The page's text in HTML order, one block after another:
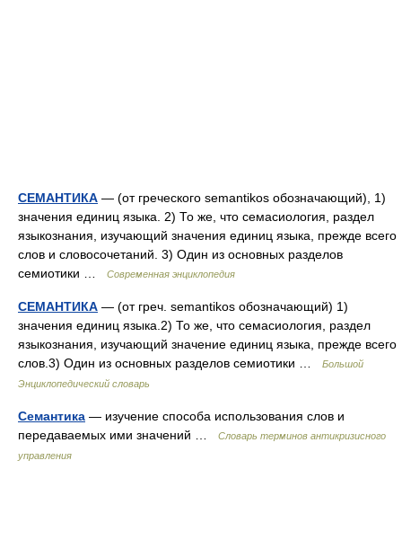
СЕМАНТИКА — (от греческого semantikos обозначающий), 1)
значения единиц языка. 2) То же, что семасиология, раздел
языкознания, изучающий значения единиц языка, прежде всего
слов и словосочетаний. 3) Один из основных разделов
семиотики …
Современная энциклопедия
СЕМАНТИКА — (от греч. semantikos обозначающий) 1)
значения единиц языка.2) То же, что семасиология, раздел
языкознания, изучающий значение единиц языка, прежде всего
слов.3) Один из основных разделов семиотики …
Большой
Энциклопедический словарь
Семантика — изучение способа использования слов и
передаваемых ими значений …
Словарь терминов антикризисного
управления